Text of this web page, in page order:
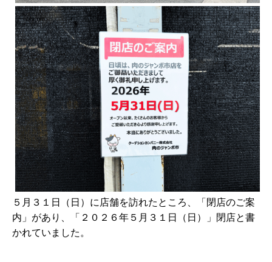
５月３１日（日）に店舗を訪れたところ、「閉店のご案
内」があり、「２０２６年５月３１日（日）」閉店と書
かれていました。